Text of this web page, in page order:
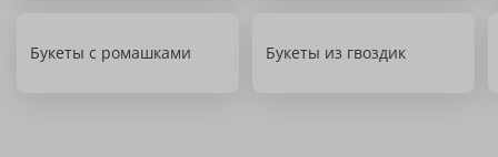
Букеты с ромашками Букеты из гвоздик